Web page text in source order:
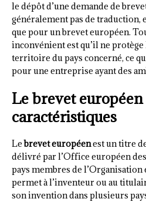
le dépôt d’une demande de
généralement pas de traduction,
que pour un brevet européen.
inconvénient est qu’il ne
territoire du pays concerné, ce
pour une entreprise ayant des
Le brevet
caractéristiques
Lebrevet européenest un titre
délivré par l’Office européen
pays membres de
permet à l’inventeur ou au
son invention dans plusieurs